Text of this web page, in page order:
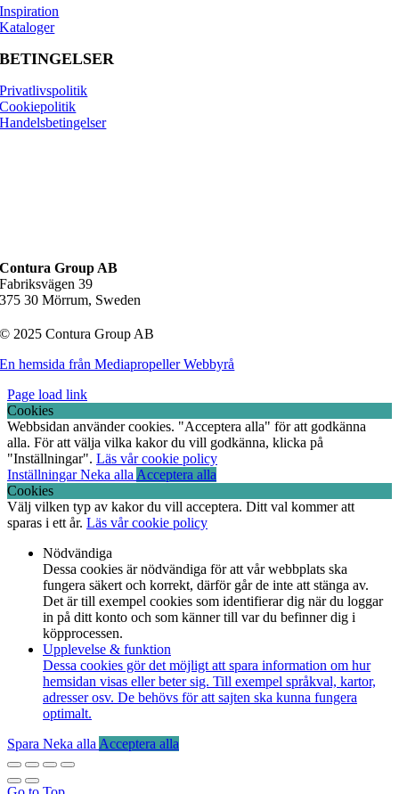
Inspiration
Kataloger
BETINGELSER
Privatlivspolitik
Cookiepolitik
Handelsbetingelser
Contura Group AB
Fabriksvägen 39
375 30 Mörrum, Sweden
© 2025 Contura Group AB
En hemsida från Mediapropeller Webbyrå
Page load link
Cookies
Webbsidan använder cookies. "Acceptera alla" för att godkänna
alla. För att välja vilka kakor du vill godkänna, klicka på
"Inställningar". Läs vår cookie policy
InställningarNeka alla Acceptera alla
Cookies
Välj vilken typ av kakor du vill acceptera. Ditt val kommer att
sparas i ett år. Läs vår cookie policy
Nödvändiga
Dessa cookies är nödvändiga för att vår webbplats ska
fungera säkert och korrekt, därför går de inte att stänga av.
Det är till exempel cookies som identifierar dig när du loggar
in på ditt konto och som känner till var du befinner dig i
köpprocessen.
Upplevelse & funktion
Dessa cookies gör det möjligt att spara information om hur
hemsidan visas eller beter sig. Till exempel språkval, kartor,
adresser osv. De behövs för att sajten ska kunna fungera
optimalt.
Spara Neka alla Acceptera alla